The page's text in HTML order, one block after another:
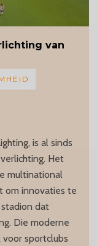
van
is al sinds
Het
multinational
om innovaties te
dat
Die moderne
sportclubs